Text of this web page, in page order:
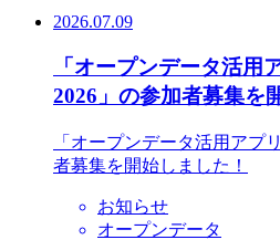
2026.07.09
「オープンデータ活用
2026」の参加者募集を
「オープンデータ活用アプ
者募集を開始しました！
お知らせ
オープンデータ